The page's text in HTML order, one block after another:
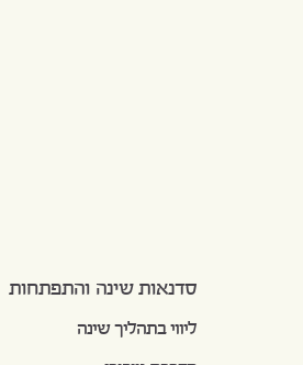
סדנאות שינה והתפתחות
ליווי בתהליך שינה